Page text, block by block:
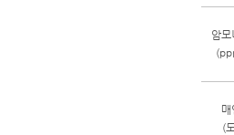
암모
매
(